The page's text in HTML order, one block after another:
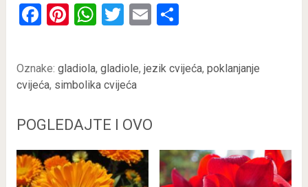
Facebook
Pinterest
WhatsApp
Twitter
EmailShare
Oznake: gladiola, gladiole, jezik cvijeća, poklanjanje
cvijeća, simbolika cvijeća
POGLEDAJTE I OVO